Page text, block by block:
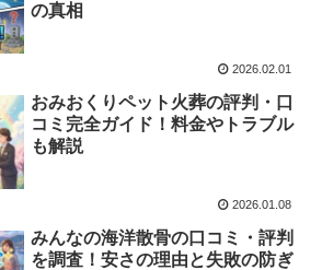
の真相
2026.02.01
おみおくりペット火葬の評判・口
コミ完全ガイド！料金やトラブル
も解説
2026.01.08
みんなの海洋散骨の口コミ・評判
を調査！安さの理由と失敗の防ぎ